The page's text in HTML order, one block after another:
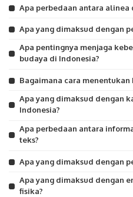
Apa perbedaan antara alinea
Apa yang dimaksud dengan
Apa pentingnya menjaga
budaya di Indonesia?
Bagaimana cara
Apa yang dimaksud dengan
Indonesia?
Apa perbedaan antara
teks?
Apa yang dimaksud dengan
Apa yang dimaksud dengan
fisika?